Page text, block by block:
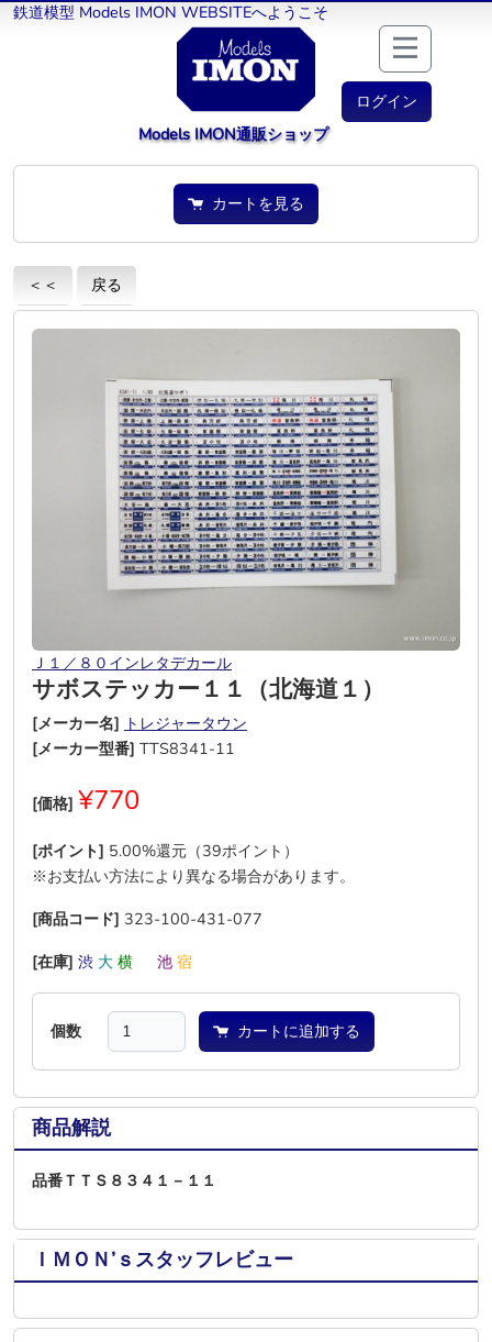
鉄道模型 Models IMON WEBSITEへようこそ
ログイン
Models IMON通販ショップ
カートを見る
＜＜ 戻る
Ｊ１／８０インレタデカール
サボステッカー１１（北海道１）
[メーカー名] トレジャータウン
[メーカー型番] TTS8341-11
[価格] ¥770
[ポイント] 5.00%還元（39ポイント）
※お支払い方法により異なる場合があります。
[商品コード] 323-100-431-077
[在庫] 渋 大 横 池 宿
個数 カートに追加する
商品解説
品番ＴＴＳ８３４１－１１
ＩＭＯＮ’ｓスタッフレビュー